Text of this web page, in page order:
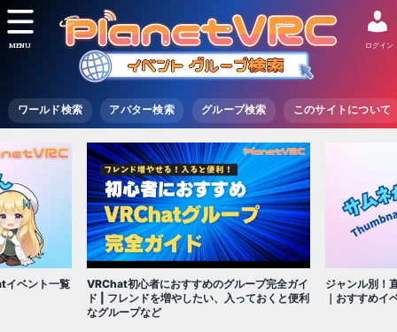
ワールド検索 アバター検索 グループ検索 このサイトについて
ログイン
MENU
イベント一覧
VRChat初心者におすすめのグループ完全ガイ
ド | フレンドを増やしたい、入っておくと便利
なグループなど
ジャンル別！
｜おすすめイ